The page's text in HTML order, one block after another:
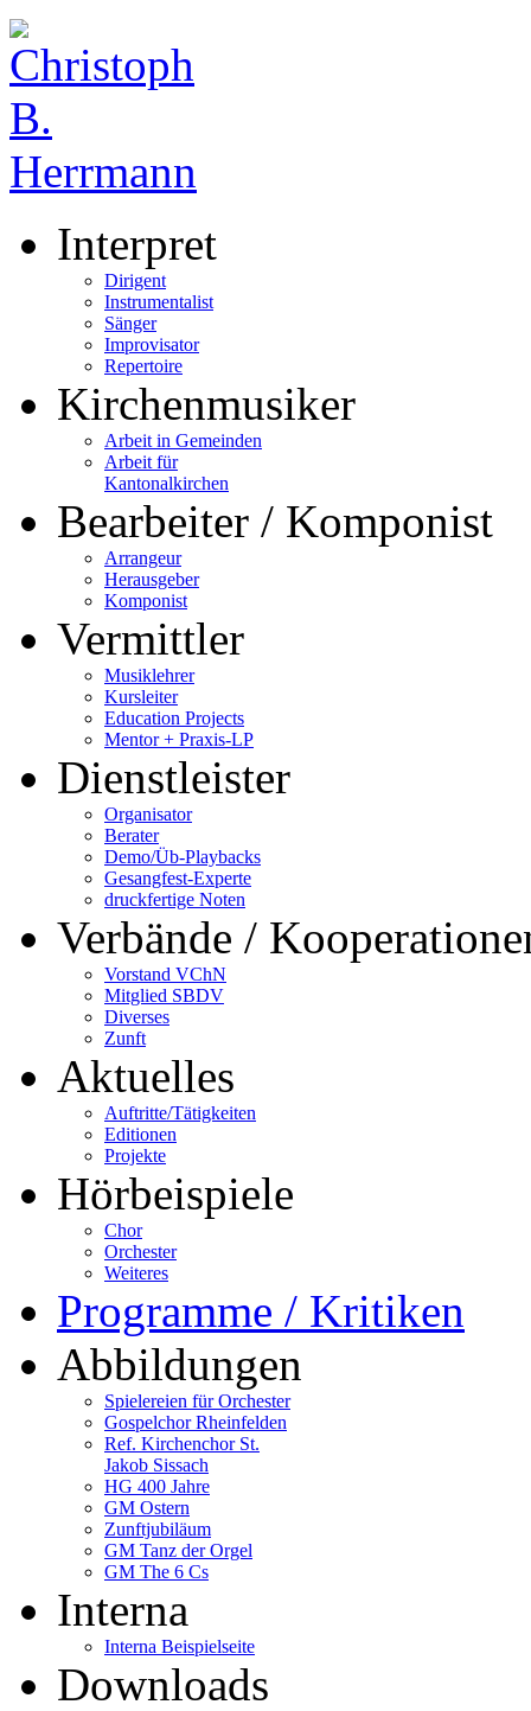
Interpret
Dirigent
Instrumentalist
Sänger
Improvisator
Repertoire
Kirchenmusiker
Arbeit in Gemeinden
Arbeit für
Kantonalkirchen
Bearbeiter / Komponist
Arrangeur
Herausgeber
Komponist
Vermittler
Musiklehrer
Kursleiter
Education Projects
Mentor + Praxis-LP
Dienstleister
Organisator
Berater
Demo/Üb-Playbacks
Gesangfest-Experte
druckfertige Noten
Verbände /
Vorstand VChN
Mitglied SBDV
Diverses
Zunft
Aktuelles
Auftritte/Tätigkeiten
Editionen
Projekte
Hörbeispiele
Chor
Orchester
Weiteres
Programme / Kritiken
Abbildungen
Spielereien für Orchester
Gospelchor Rheinfelden
Ref. Kirchenchor St.
Jakob Sissach
HG 400 Jahre
GM Ostern
Zunftjubiläum
GM Tanz der Orgel
GM The 6 Cs
Interna
Interna Beispielseite
Downloads